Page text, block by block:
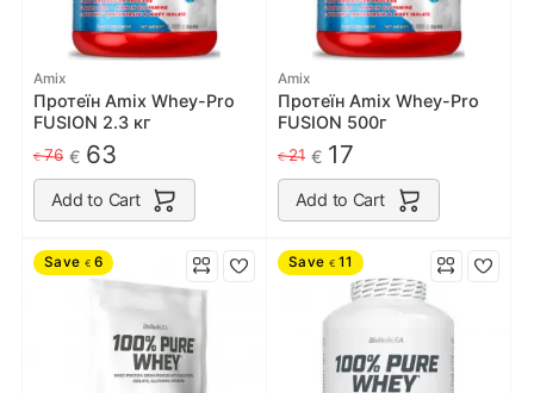
Amix
Протеїн Amix Whey-Pro
FUSION 2.3 кг
€76 € 63
Add to Cart
Amix
Протеїн Amix Whey-Pro
FUSION 500г
€21 € 17
Add to Cart
Save € 6 Save € 11